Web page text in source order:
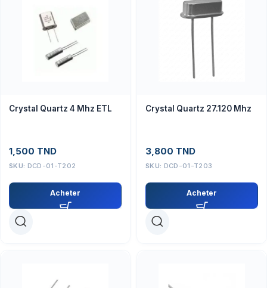
Crystal Quartz 4 Mhz ETL
1,500 TND
SKU: DCD-01-T202
Acheter
Crystal Quartz 27.120 Mhz
3,800 TND
SKU: DCD-01-T203
Acheter